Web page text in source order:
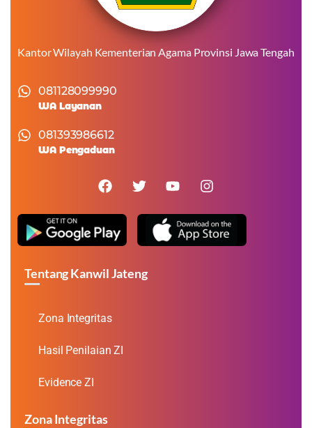
Kantor Wilayah Kementerian Agama Provinsi Jawa Tengah
081128099990
WA Layanan
081393986612
WA Pengaduan
Tentang Kanwil Jateng
Zona Integritas
Hasil Penilaian ZI
Evidence ZI
Zona Integritas